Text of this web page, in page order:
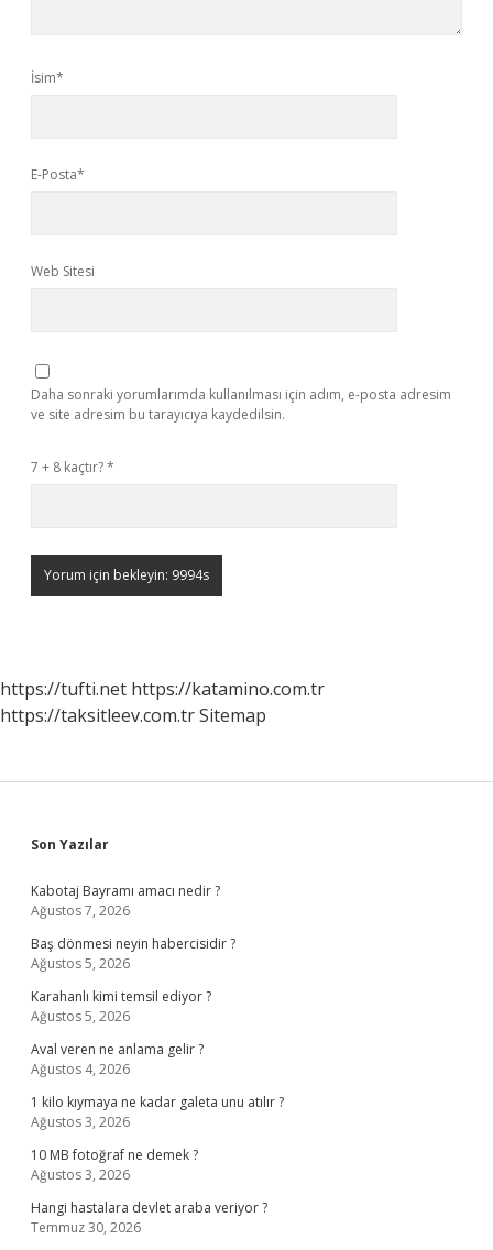
İsim*
E-Posta*
Web Sitesi
Daha sonraki yorumlarımda kullanılması için adım, e-posta adresim
ve site adresim bu tarayıcıya kaydedilsin.
7 + 8 kaçtır?*
https://tufti.net https://katamino.com.tr
https://taksitleev.com.trSitemap
Sidebar
Son Yazılar
Kabotaj Bayramı amacı nedir ?
Ağustos 7, 2026
Baş dönmesi neyin habercisidir ?
Ağustos 5, 2026
Karahanlı kimi temsil ediyor ?
Ağustos 5, 2026
Aval veren ne anlama gelir ?
Ağustos 4, 2026
1 kilo kıymaya ne kadar galeta unu atılır ?
Ağustos 3, 2026
10 MB fotoğraf ne demek ?
Ağustos 3, 2026
Hangi hastalara devlet araba veriyor ?
Temmuz 30, 2026